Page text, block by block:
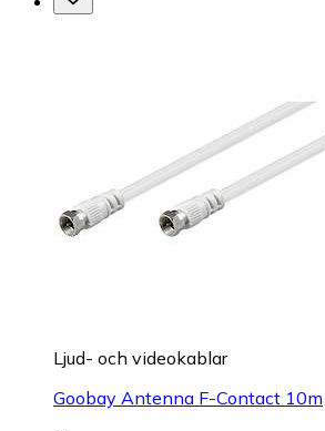
Ljud- och videokablar
Goobay Antenna F-Contact 10m